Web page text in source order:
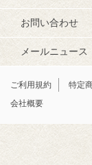
お問い合わせ
メールニュース
ご利用規約 特定
会社概要